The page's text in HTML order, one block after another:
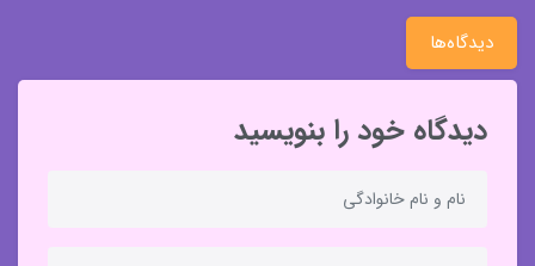
دیدگاه‌ها
دیدگاه خود را بنویسید